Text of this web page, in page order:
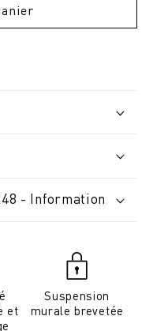
- Information
et
Suspension
murale brevetée